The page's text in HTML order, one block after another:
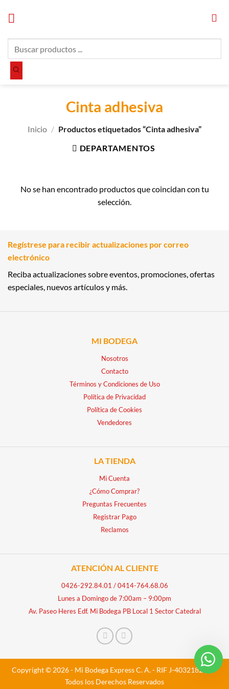
productos
Cinta adhesiva
Inicio / Productos etiquetados “Cinta adhesiva”
DEPARTAMENTOS
No se han encontrado productos que coincidan con tu
selección.
Regístrese para recibir actualizaciones por correo
electrónico
Reciba actualizaciones sobre eventos, promociones, ofertas
especiales, nuevos artículos y más.
MI BODEGA
Nosotros
Contacto
Términos y Condiciones de Uso
Política de Privacidad
Política de Cookies
Vendedores
LA TIENDA
Mi Cuenta
¿Cómo Comprar?
Preguntas Frecuentes
Registrar Pago
Reclamos
ATENCIÓN AL CLIENTE
0426-292.84.01 /0414-764.68.06
Lunes a Domingo de 7:00am – 9:00pm
Av. Paseo Heres Edf. Mi Bodega PB Local 1 Sector Catedral
Copyright © 2026 - Mi Bodega Express C. A. - RIF J-40321828-5 -
Todos los Derechos Reservados